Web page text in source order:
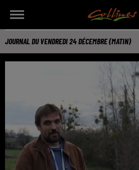
JOURNAL DU VENDREDI 24 DÉCEMBRE (MATIN)